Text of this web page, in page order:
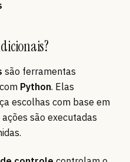
são ferramentas
Python. Elas
escolhas com base em
são executadas